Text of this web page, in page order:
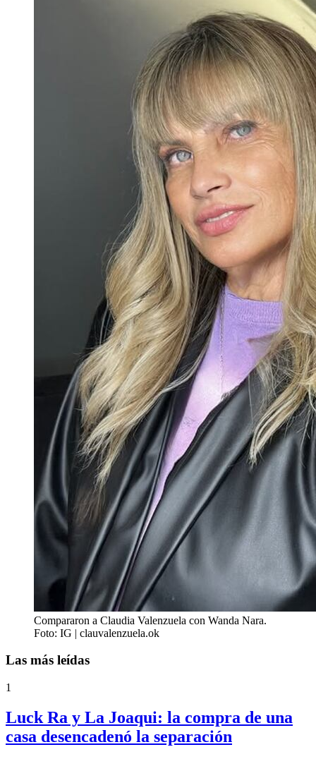
Compararon a Claudia Valenzuela con Wanda Nara.
Foto: IG | clauvalenzuela.ok
Las más leídas
1
Luck Ra y La Joaqui: la compra de una
casa desencadenó la separación